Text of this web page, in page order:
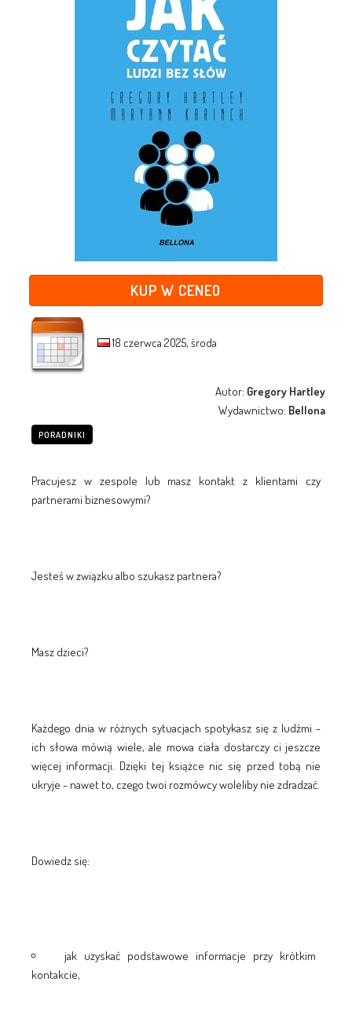
KUP W CENEO
18 czerwca 2025, środa
Autor: Gregory Hartley
Wydawnictwo: Bellona
PORADNIKI
Pracujesz w zespole lub masz kontakt z klientami czy
partnerami biznesowymi?
Jesteś w związku albo szukasz partnera?
Masz dzieci?
Każdego dnia w różnych sytuacjach spotykasz się z ludźmi -
ich słowa mówią wiele, ale mowa ciała dostarczy ci jeszcze
więcej informacji. Dzięki tej książce nic się przed tobą nie
ukryje - nawet to, czego twoi rozmówcy woleliby nie zdradzać.
Dowiedz się:
jak uzyskać podstawowe informacje przy krótkim
kontakcie,